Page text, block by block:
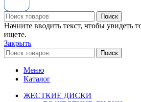
Поиск
Начните вводить текст, чтобы увидеть
ищете.
Закрыть
Поиск
Меню
Каталог
ЖЕСТКИЕ ДИСКИ